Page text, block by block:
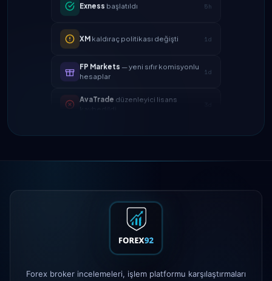
hesaplar
kaybedildi
2h
Exnessbaşlatıldı
kaldıraç politikası değişti
FP Markets— yeni sıfır komisyonlu
Forex broker incelemeleri, işlem platformu karşılaştırmaları